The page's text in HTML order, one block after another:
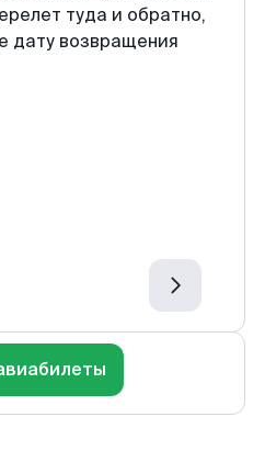
туда и обратно,
дату возвращения